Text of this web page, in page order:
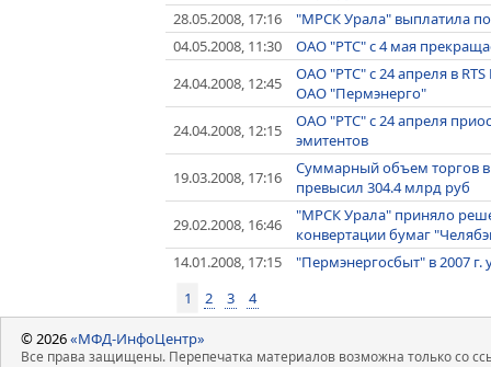
28.05.2008, 17:16
"МРСК Урала" выплатила
04.05.2008, 11:30
ОАО "РТС" с 4 мая
24.04.2008, 12:45
ОАО "РТС" с 24 апреля в
ОАО "Пермэнерго"
24.04.2008, 12:15
ОАО "РТС" с 24 апреля
эмитентов
19.03.2008, 17:16
Суммарный объем торгов
превысил 304.4 млрд руб
29.02.2008, 16:46
"МРСК Урала" приняло
конвертации бумаг
14.01.2008, 17:15
"Пермэнергосбыт" в 2007
1
2 3 4
© 2026«МФД-ИнфоЦентр»
Все права защищены. Перепечатка материалов возможна только со